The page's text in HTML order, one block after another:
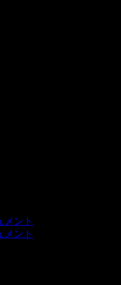
メント
メント